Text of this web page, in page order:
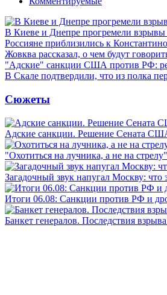
В Киеве и Днепре прогремели
Россияне приблизились к
Жовква рассказал, о чем будут
"Адские" санкции США против РФ:
В Скале подтвердили, что из полка
Сюжеты
Адские санкции. Решение Сената
"Охотиться на лучника, а не на
Загадочный звук напугал Москву: что
Итоги 06.08: Санкции против РФ и
Банкет генералов. Последствия